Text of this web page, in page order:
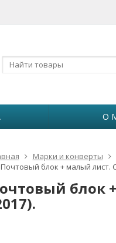
О
Марки и конверты
Почтовый блок + малый лист.
блок